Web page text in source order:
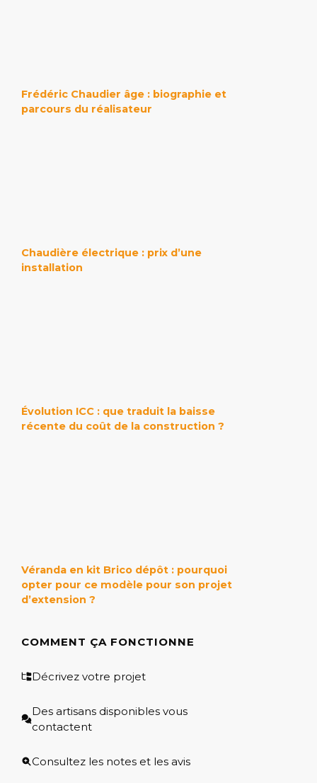
Frédéric Chaudier âge : biographie et
parcours du réalisateur
Chaudière électrique : prix d’une
installation
Évolution ICC : que traduit la baisse
récente du coût de la construction ?
Véranda en kit Brico dépôt : pourquoi
opter pour ce modèle pour son projet
d’extension ?
COMMENT ÇA FONCTIONNE
Décrivez votre projet
Des artisans disponibles vous
contactent
Consultez les notes et les avis